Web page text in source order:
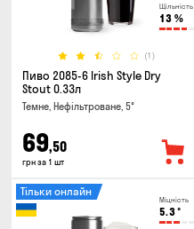
Щільність
13 %
(1)
Пиво 2085-6 Irish Style Dry
Stout 0.33л
Темне, Нефільтроване, 5°
69,50
грн за 1 шт
Міцність
5.3°
Тільки онлайн